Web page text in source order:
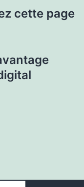
cette page